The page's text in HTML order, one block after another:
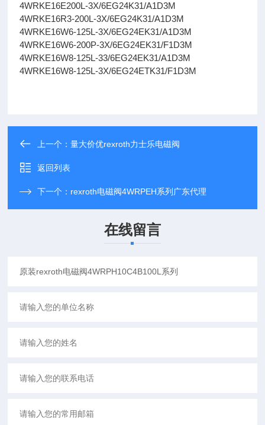
4WRKE16E200L-3X/6EG24K31/A1D3M
4WRKE16R3-200L-3X/6EG24K31/A1D3M
4WRKE16W6-125L-3X/6EG24EK31/A1D3M
4WRKE16W6-200P-3X/6EG24EK31/F1D3M
4WRKE16W8-125L-33/6EG24EK31/A1D3M
4WRKE16W8-125L-3X/6EG24ETK31/F1D3M
上一个：量大价优rexroth力士乐电磁阀
返回列表
下一个： rexroth电磁阀4WRPEH系列广东代理
在线留言